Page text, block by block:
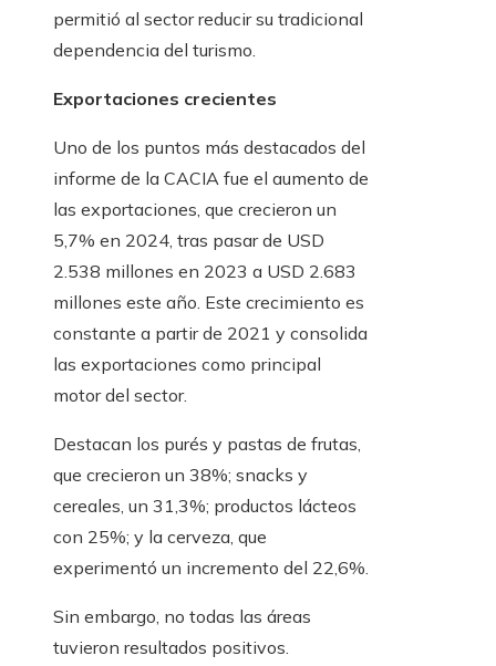
permitió al sector reducir su tradicional
dependencia del turismo.
Exportaciones crecientes
Uno de los puntos más destacados del
informe de la CACIA fue el aumento de
las exportaciones, que crecieron un
5,7% en 2024, tras pasar de USD
2.538 millones en 2023 a USD 2.683
millones este año. Este crecimiento es
constante a partir de 2021 y consolida
las exportaciones como principal
motor del sector.
Destacan los purés y pastas de frutas,
que crecieron un 38%; snacks y
cereales, un 31,3%; productos lácteos
con 25%; y la cerveza, que
experimentó un incremento del 22,6%.
Sin embargo, no todas las áreas
tuvieron resultados positivos.